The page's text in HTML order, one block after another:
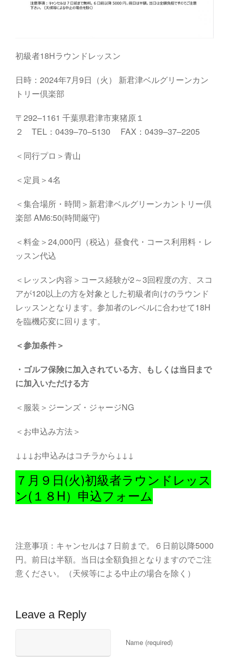
初級者18Hラウンドレッスン
日時：2024年7月9日（火） 新君津ベルグリーンカン
トリー倶楽部
〒292–1161 千葉県君津市東猪原１
２ TEL ： 0439–70–5130 FAX ： 0439–37–2205
＜同行プロ＞青山
＜定員＞4名
＜集合場所・時間＞ 新君津ベルグリーンカントリー倶
楽部 AM6:50(時間厳守)
＜料金＞24,000円（税込）昼食代・コース利用料・レ
ッスン代込
＜レッスン内容＞コース経験が2～3回程度の方、スコ
アが120以上の方を対象とした初級者向けのラウンド
レッスンとなります。参加者のレベルに合わせて18H
を臨機応変に回ります。
＜参加条件＞
・ ゴルフ保険に加入されている方、もしくは当日まで
に加入いただける方
＜服装＞ジーンズ・ジャージNG
＜お申込み方法＞
↓↓↓お申込みはコチラから↓↓↓
７月９日(火)初級者ラウンドレッス
ン(１８H）申込フォーム
注意事項：キャンセルは７日前まで。６日前以降5000
円。前日は半額。当日は全額負担となりますのでご注
意ください。（天候等による中止の場合を除く）
Leave a Reply
Name (required)